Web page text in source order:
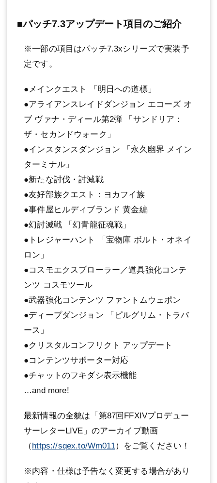
■パッチ7.3アップデート項目のご紹介
※一部の項目はパッチ7.3xシリーズで実装予
定です。
●メインクエスト 「明日への道標」
●アライアンスレイドダンジョン エコーズ オ
ブ ヴァナ・ディール第2弾 「サンドリア：
ザ・セカンドウォーク」
●インスタンスダンジョン 「永久幽界 メイン
ターミナル」
●新たな討伐・討滅戦
●友好部族クエスト：ヨカフイ族
●事件屋ヒルディブランド 黄金編
●幻討滅戦 「幻青龍征魂戦」
●トレジャーハント 「宝物庫 ボルト・オネイ
ロン」
●コスモエクスプローラー／道具強化コンテ
ンツ コスモツール
●武器強化コンテンツ ファントムウェポン
●ディープダンジョン 「ピルグリム・トラバ
ース」
●クリスタルコンフリクト アップデート
●コンテンツサポーター対応
●チャットのフキダシ表示機能
…and more!
最新情報の全貌は「第87回FFXIVプロデュー
サーレターLIVE」のアーカイブ動画
（https://sqex.to/Wm011）をご覧ください！
※内容・仕様は予告なく変更する場合があり